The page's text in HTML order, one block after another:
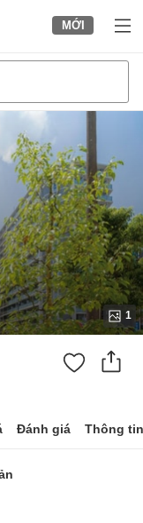
MỚI
1
Đánh giá Thông